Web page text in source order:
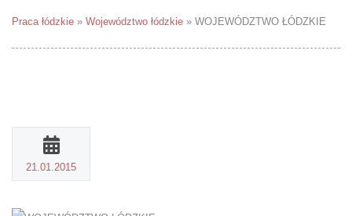
Praca łódzkie » Województwo łódzkie » WOJEWÓDZTWO ŁÓDZKIE
21.01.2015